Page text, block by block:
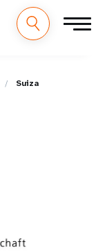
Suiza